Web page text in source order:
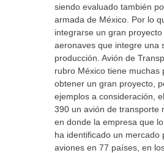
siendo evaluado también
armada de México. Por lo
integrarse un gran
aeronaves que integre una
producción. Avión de
rubro México tiene muchas
obtener un gran proyecto,
ejemplos a consideración,
390 un avión de transporte
en donde la empresa que
ha identificado un mercado
aviones en 77 países, en